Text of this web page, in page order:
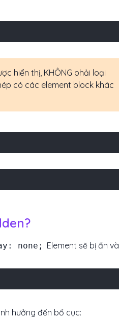
hiển thị, KHÔNG phải loại
có các element block khác
none; . Element sẽ bị ẩn và
hưởng đến bố cục: